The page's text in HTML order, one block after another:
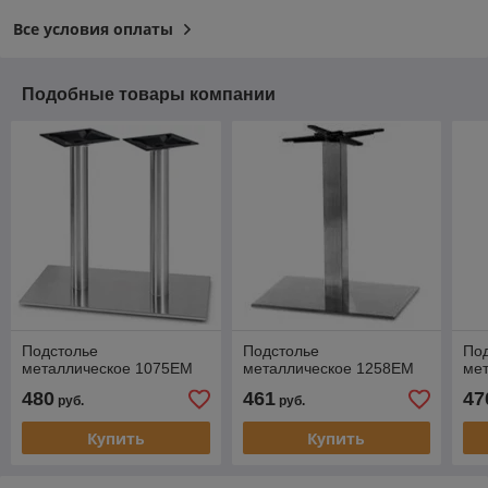
Все условия оплаты
Подобные товары компании
Подстолье
металлическое 1075EM
480 руб.
Купить
Подстолье
металлическое 1258EM
461руб.
Купить